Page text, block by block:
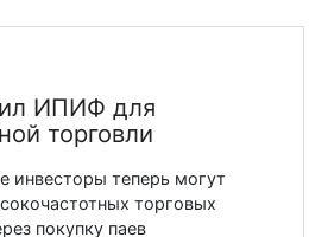
ИПИФ для
торговли
инвесторы теперь могут
торговых
покупку паев